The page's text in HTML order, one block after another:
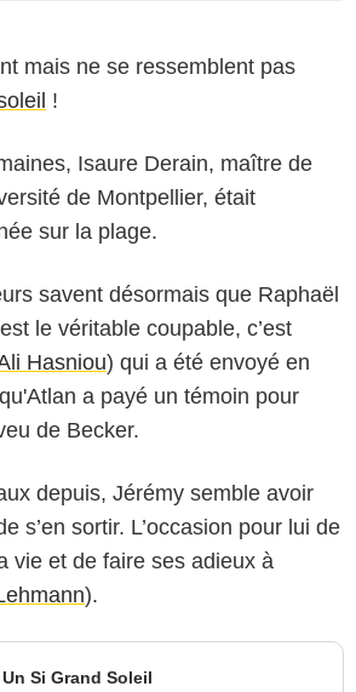
mais ne se ressemblent pas
!
Isaure Derain, maître de
de Montpellier, était
sur la plage.
savent désormais que Raphaël
le véritable coupable, c’est
Hasniou) qui a été envoyé en
a payé un témoin pour
de Becker.
depuis, Jérémy semble avoir
s’en sortir. L’occasion pour lui de
vie et de faire ses adieux à
).
Un Si Grand Soleil